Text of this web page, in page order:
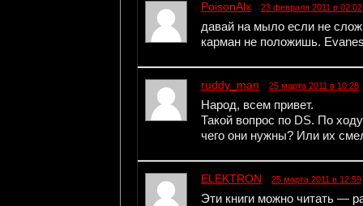
PoisonAlx 23 февраля 2011 в 02:02
давай на мыло если не
карман не положишь.
ruddy_man 25 марта 2011 в 10:28
Народ, всем привет.
Такой вопрос по DS. По
чего они нужны? Или их
ELEKTRON 25 марта 2011 в 12:59
Эти книги можно читать —